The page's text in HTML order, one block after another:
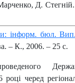
Д.
інформ. бюл.
– К., 2006. – 25 с.
черед